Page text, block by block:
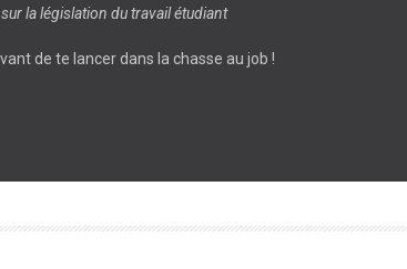
la législation du travail étudiant
de te lancer dans la chasse au job !